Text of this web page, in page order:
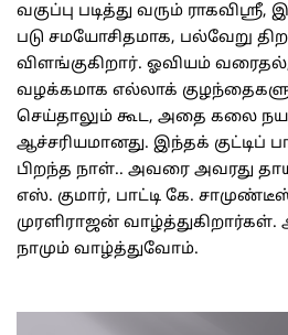
வகுப்பு படித்து வரும்
படு சமயோசிதமாக, பல்வேறு
விளங்குகிறார். ஓவியம்
வழக்கமாக எல்லாக்
செய்தாலும் கூட, அதை கலை
ஆச்சரியமானது. இந்தக் குட்டிப்
பிறந்த நாள்.. அவரை அவரது
எஸ். குமார், பாட்டி கே.
முரளிராஜன்
நாமும் வாழ்த்துவோம்.